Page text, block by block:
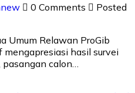
0 Comments
Posted
Umum Relawan ProGib
mengapresiasi hasil survei
calon…